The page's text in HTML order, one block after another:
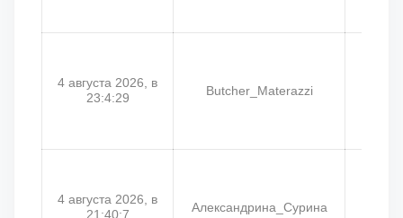
4 августа 2026, в
23:4:29
Butcher_Materazzi
4 августа 2026, в
21:40:7
Александрина_Сурина